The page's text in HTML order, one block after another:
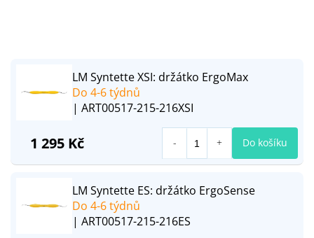
LM Syntette XSI: držátko ErgoMax
Do 4-6 týdnů
| ART00517-215-216XSI
1 295 Kč Do košíku
LM Syntette ES: držátko ErgoSense
Do 4-6 týdnů
| ART00517-215-216ES